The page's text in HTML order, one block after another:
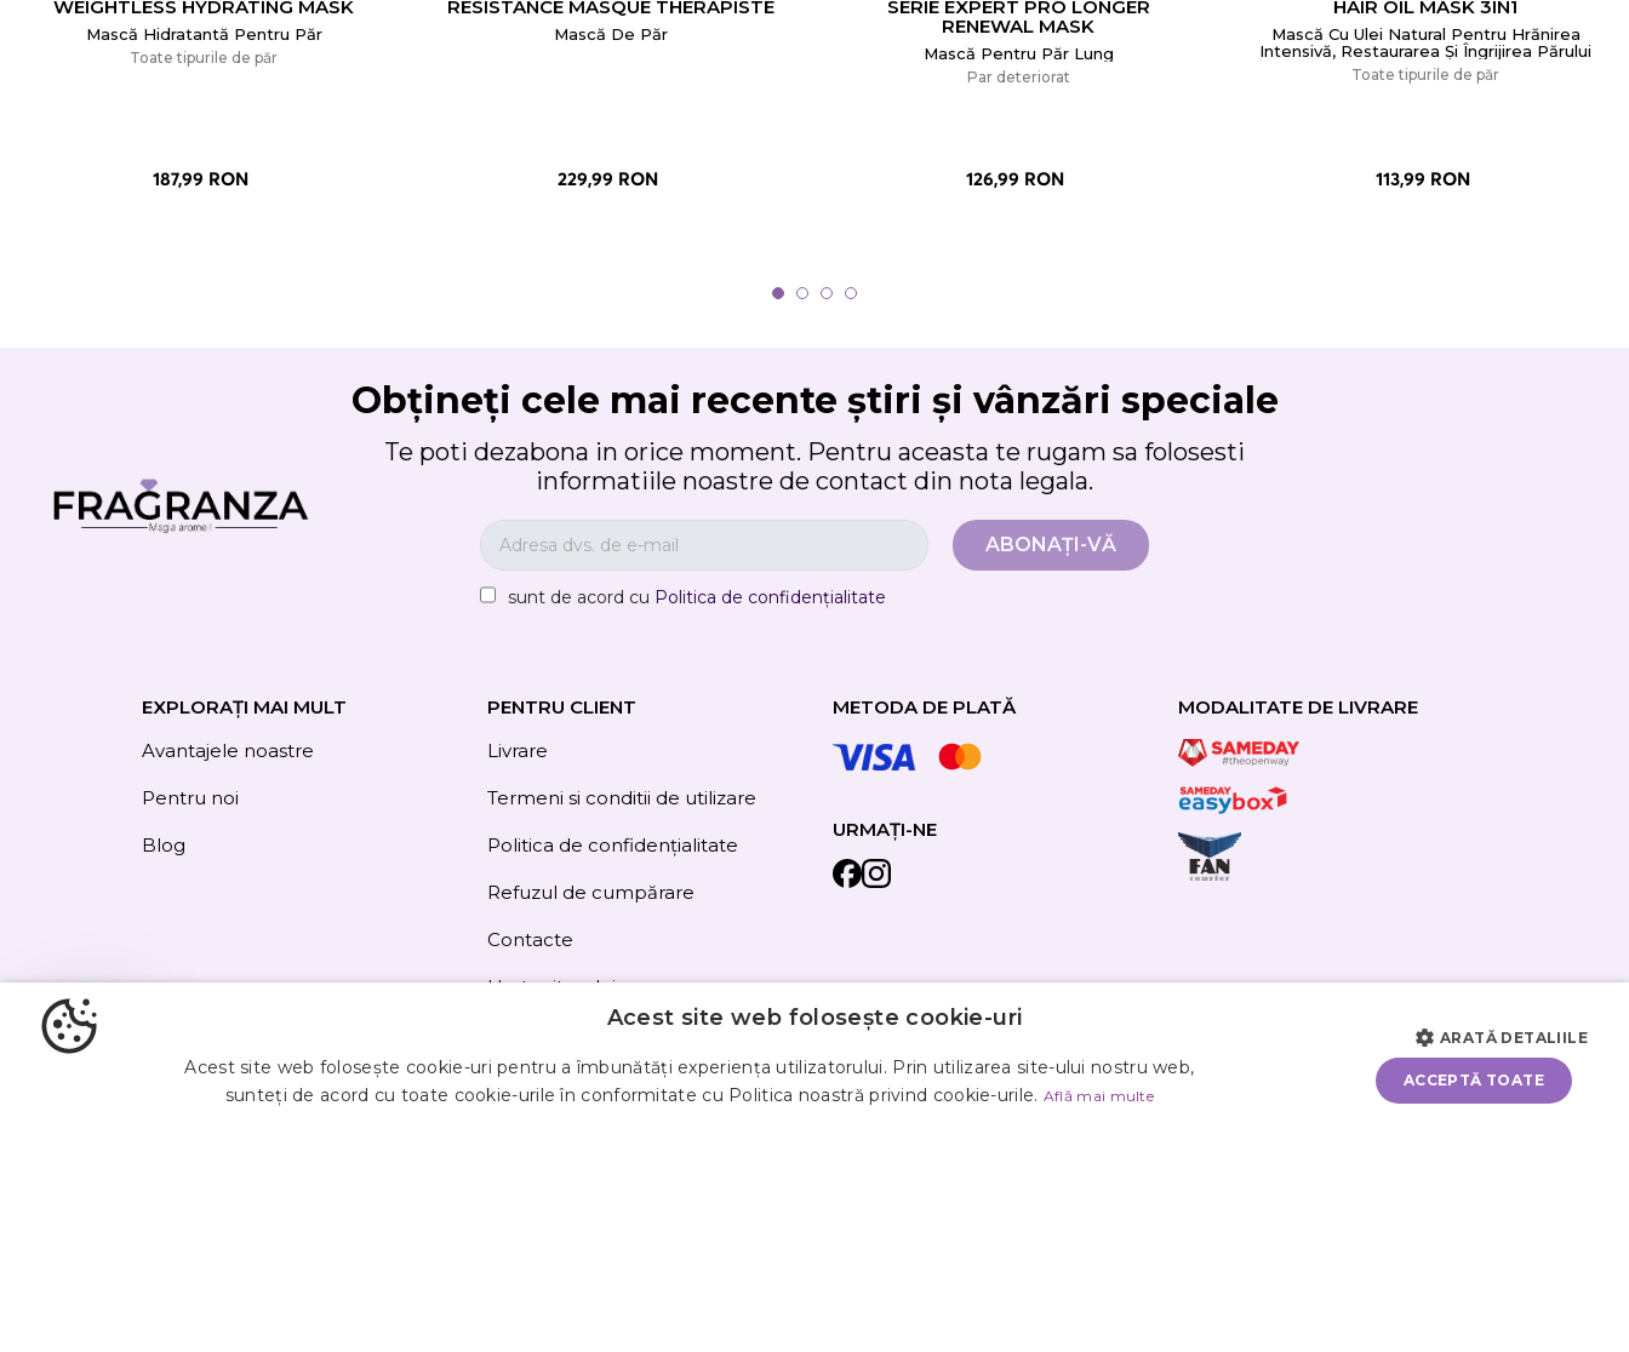
WEIGHTLESS HYDRATING MASK
Mască Hidratantă Pentru Păr
Toate tipurile de păr
187,99 RON
RESISTANCE MASQUE THERAPISTE
Mască De Păr
229,99 RON
SERIE EXPERT PRO LONGER
RENEWAL MASK
Mască Pentru Păr Lung
Par deteriorat
126,99 RON
HAIR OIL MASK 3IN1
Mască Cu Ulei Natural Pentru Hrănirea
Intensivă, Restaurarea Și Îngrijirea Părului
Toate tipurile de păr
113,99 RON
Obțineți cele mai recente știri și vânzări speciale
Te poti dezabona in orice moment. Pentru aceasta te rugam sa folosesti
informatiile noastre de contact din nota legala.
sunt de acord cu Politica de confidențialitate
EXPLORAȚI MAI MULT
Avantajele noastre
Pentru noi
Blog
PENTRU CLIENT
Livrare
Termeni si conditii de utilizare
Politica de confidențialitate
Refuzul de cumpărare
Contacte
Harta site-ului
METODA DE PLATĂ
URMAȚI-NE
MODALITATE DE LIVRARE
Obțineți
5%
Acest site web folosește cookie-uri
Acest site web folosește cookie-uri pentru a îmbunătăți experiența utilizatorului. Prin utilizarea site-ului nostru web,
sunteți de acord cu toate cookie-urile în conformitate cu Politica noastră privind cookie-urile. Află mai multe
ACCEPTĂ TOATE
ARATĂ DETALIILE